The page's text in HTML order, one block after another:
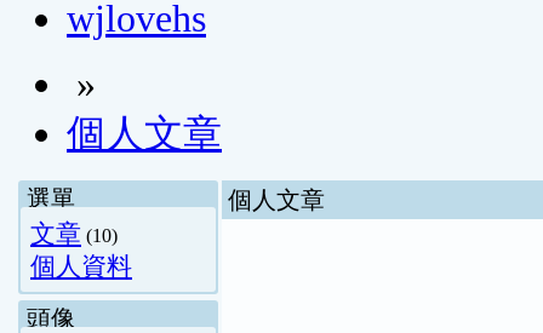
wjlovehs
»
個人文章
選單
文章 (10)
個人資料
頭像
個人文章